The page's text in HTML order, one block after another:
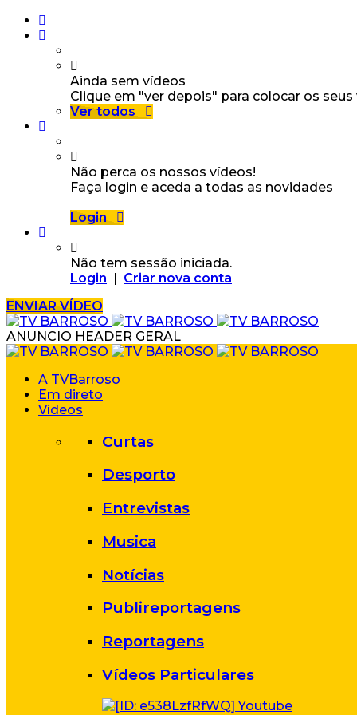
Ainda sem vídeos
Clique em "ver depois" para colocar os
Ver todos
Não perca os nossos vídeos!
Faça login e aceda a todas as novidades
Login
Não tem sessão iniciada.
Login | Criar nova conta
ENVIAR VÍDEO
ANUNCIO HEADER GERAL
A TVBarroso
Em direto
Vídeos
Curtas
Desporto
Entrevistas
Musica
Notícias
Publireportagens
Reportagens
Vídeos Particulares